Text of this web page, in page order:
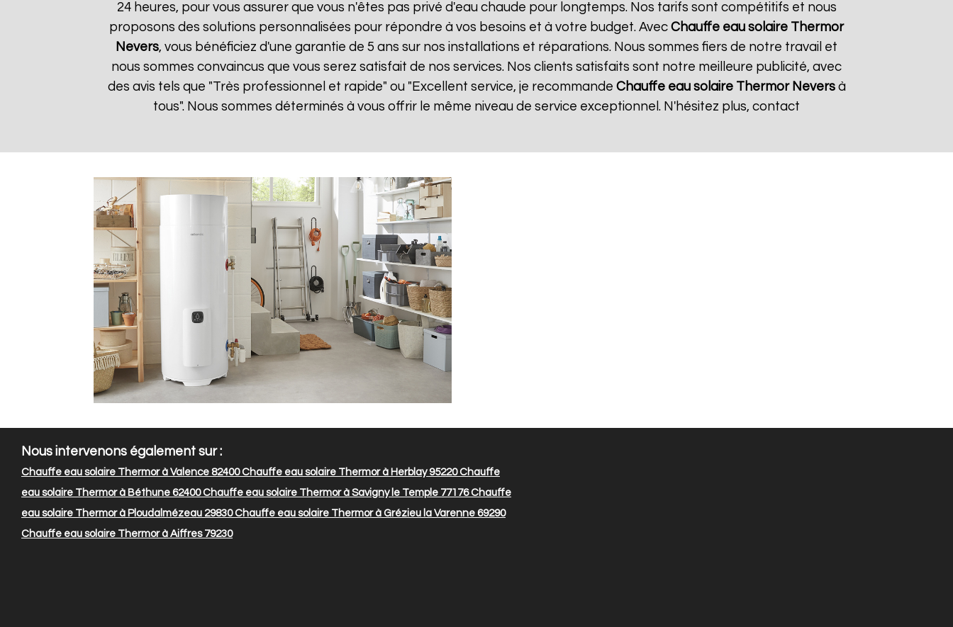
24 heures, pour vous assurer que vous n'êtes pas privé d'eau chaude pour longtemps. Nos tarifs sont compétitifs et nous
proposons des solutions personnalisées pour répondre à vos besoins et à votre budget. Avec Chauffe eau solaire Thermor
Nevers, vous bénéficiez d'une garantie de 5 ans sur nos installations et réparations. Nous sommes fiers de notre travail et
nous sommes convaincus que vous serez satisfait de nos services. Nos clients satisfaits sont notre meilleure publicité, avec
des avis tels que "Très professionnel et rapide" ou "Excellent service, je recommande Chauffe eau solaire Thermor Neversà
tous". Nous sommes déterminés à vous offrir le même niveau de service exceptionnel. N'hésitez plus, contact
Nous intervenons également sur :
Chauffe eau solaire Thermor à Valence 82400Chauffe eau solaire Thermor à Herblay 95220Chauffe
eau solaire Thermor à Béthune 62400Chauffe eau solaire Thermor à Savigny le Temple 77176Chauffe
eau solaire Thermor à Ploudalmézeau 29830Chauffe eau solaire Thermor à Grézieu la Varenne 69290
Chauffe eau solaire Thermor à Aiffres 79230